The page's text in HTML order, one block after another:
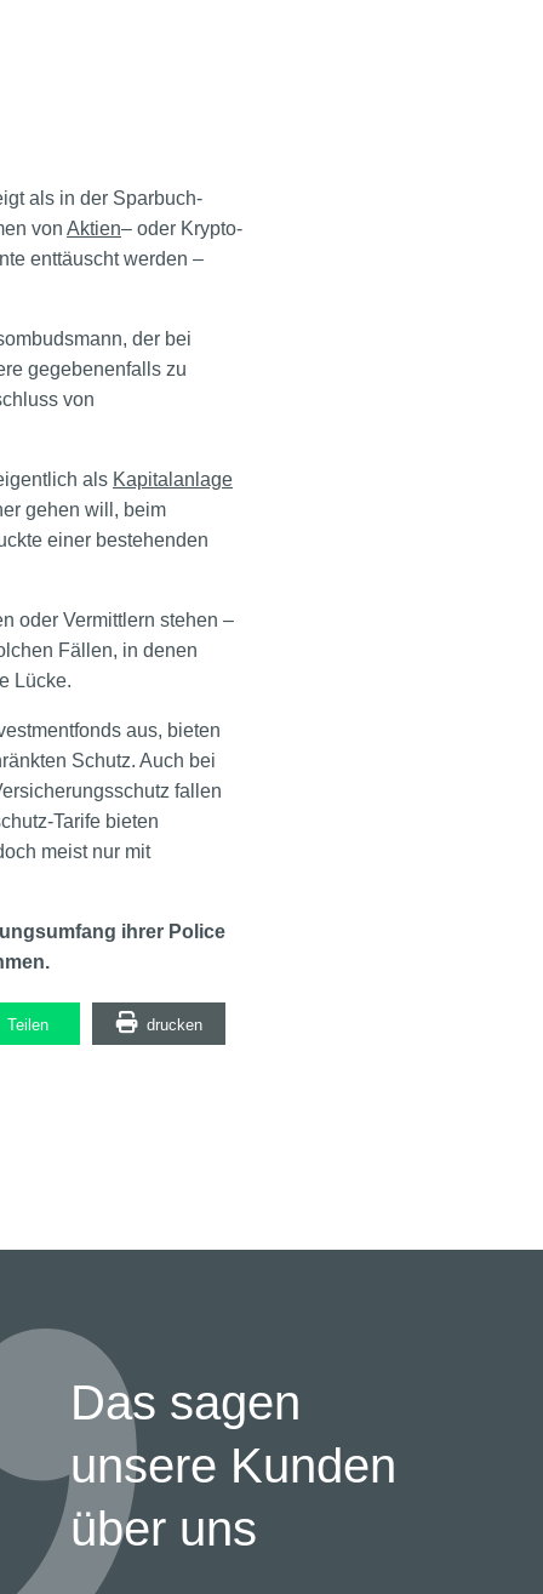
als in der Sparbuch-
von Aktien– oder Krypto-
enttäuscht werden –
der bei
gegebenenfalls zu
von
als Kapitalanlage
gehen will, beim
einer bestehenden
oder Vermittlern stehen –
Fällen, in denen
Lücke.
aus, bieten
Schutz. Auch bei
fallen
Tarife bieten
meist nur mit
ihrer Police
Teilen drucken
Das sagen
unsere Kunden
über uns